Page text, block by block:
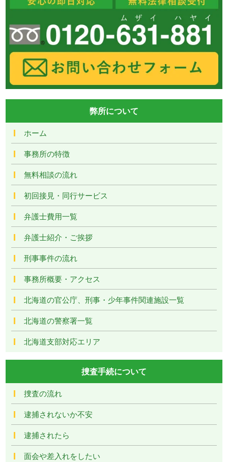
弊所について
ホーム
事務所の特徴
無料相談の流れ
初回接見・同行サービス
弁護士費用一覧
弁護士紹介・ご挨拶
刑事事件の流れ
事務所概要・アクセス
北海道の官公庁、刑事・少年事件関連施設一覧
北海道の警察署一覧
北海道支部対応エリア
捜査手続について
捜査の流れ
逮捕されないか不安
逮捕されたら
面会や差入れをしたい